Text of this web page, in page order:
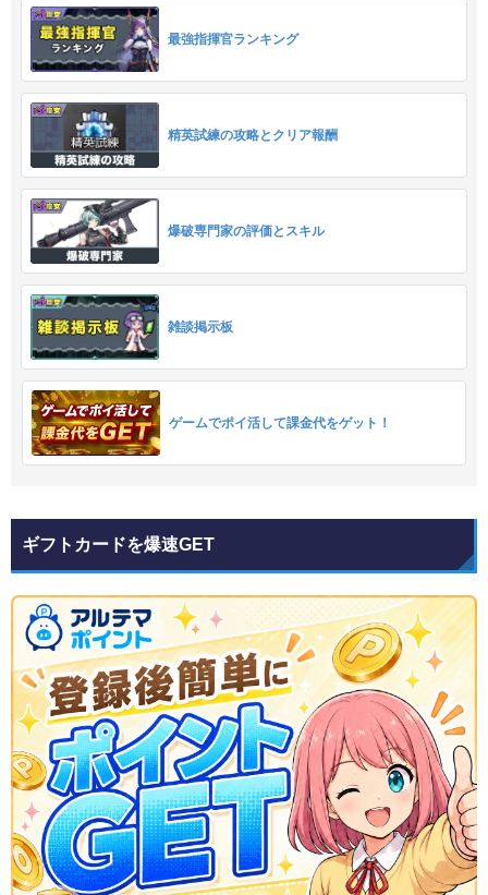
最強指揮官ランキング
精英試練の攻略とクリア報酬
爆破専門家の評価とスキル
雑談掲示板
ゲームでポイ活して課金代をゲット！
ギフトカードを爆速GET